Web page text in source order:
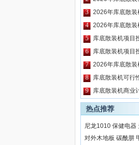
3
2026年库底散装
测报告
4
2026年库底散
5
库底散装机项目
前景预测报告
6
库底散装机项目
技术调研报告
7
2026年库底散
8
库底散装机可行
9
库底散装机商业
热点推荐
尼龙1010 保健电器
对外木地板 碳酰肼